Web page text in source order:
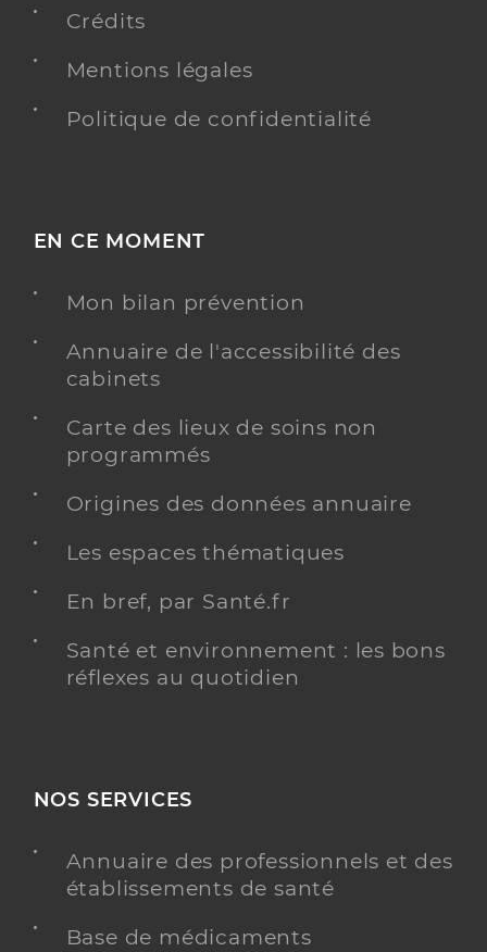
Crédits
Mentions légales
Politique de confidentialité
EN CE MOMENT
Mon bilan prévention
Annuaire de l'accessibilité des
cabinets
Carte des lieux de soins non
programmés
Origines des données annuaire
Les espaces thématiques
En bref, par Santé.fr
Santé et environnement : les bons
réflexes au quotidien
NOS SERVICES
Annuaire des professionnels et des
établissements de santé
Base de médicaments